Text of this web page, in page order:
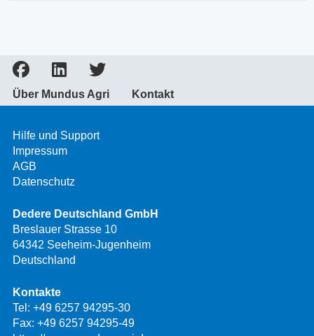
Über Mundus Agri Kontakt
Hilfe und Support
Impressum
AGB
Datenschutz
Dedere Deutschland GmbH
Breslauer Strasse 10
64342 Seeheim-Jugenheim
Deutschland
Kontakte
Tel: +49 6257 94295-30
Fax: +49 6257 94295-49